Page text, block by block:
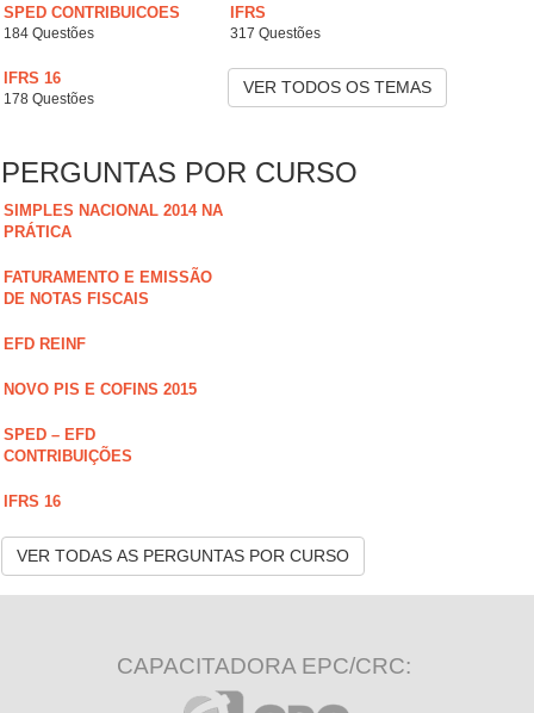
SPED CONTRIBUICOES
184 Questões
IFRS
317 Questões
IFRS 16
178 Questões
VER TODOS OS TEMAS
PERGUNTAS POR CURSO
SIMPLES NACIONAL 2014 NA
PRÁTICA
FATURAMENTO E EMISSÃO
DE NOTAS FISCAIS
EFD REINF
NOVO PIS E COFINS 2015
SPED – EFD
CONTRIBUIÇÕES
IFRS 16
VER TODAS AS PERGUNTAS POR CURSO
CAPACITADORA EPC/CRC: